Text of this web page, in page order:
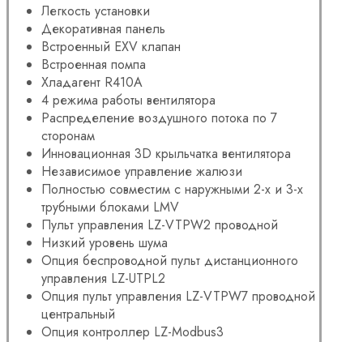
Легкость установки
Декоративная панель
Встроенный EXV клапан
Встроенная помпа
Хладагент R410A
4 режима работы вентилятора
Распределение воздушного потока по 7
сторонам
Инновационная 3D крыльчатка вентилятора
Независимое управление жалюзи
Полностью совместим с наружными 2-х и 3-х
трубными блоками LMV
Пульт управления LZ-VTPW2 проводной
Низкий уровень шума
Опция беспроводной пульт дистанционного
управления LZ-UTPL2
Опция пульт управления LZ-VTPW7 проводной
центральный
Опция контроллер LZ-Modbus3